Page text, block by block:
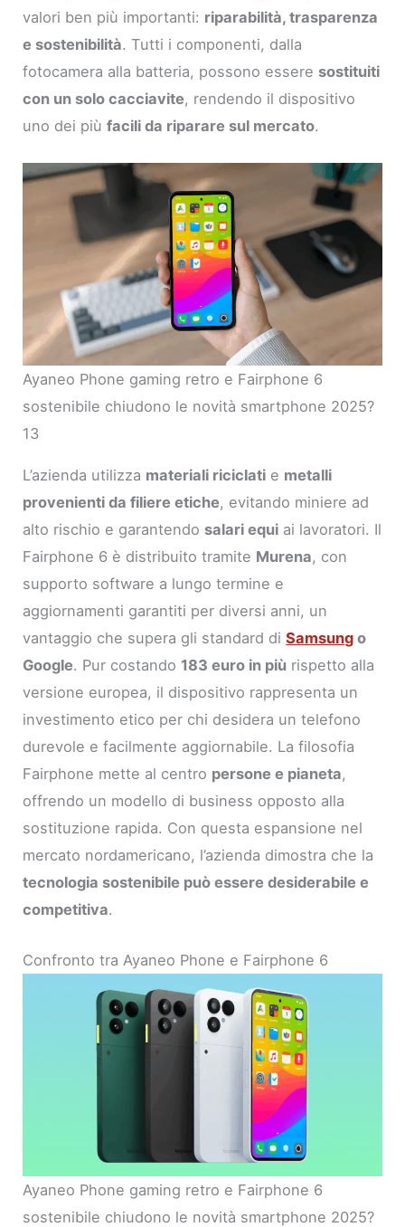
valori ben più importanti: riparabilità, trasparenza
e sostenibilità. Tutti i componenti, dalla
fotocamera alla batteria, possono essere sostituiti
con un solo cacciavite, rendendo il dispositivo
uno dei piùfacili da riparare sul mercato.
Ayaneo Phone gaming retro e Fairphone 6
sostenibile chiudono le novità smartphone 2025?
13
L’azienda utilizza materiali riciclati e metalli
provenienti da filiere etiche, evitando miniere ad
alto rischio e garantendo salari equi ai lavoratori. Il
Fairphone 6 è distribuito tramite Murena, con
supporto software a lungo termine e
aggiornamenti garantiti per diversi anni, un
vantaggio che supera gli standard diSamsung o
Google. Pur costando 183 euro in più rispetto alla
versione europea, il dispositivo rappresenta un
investimento etico per chi desidera un telefono
durevole e facilmente aggiornabile. La filosofia
Fairphone mette al centro persone e pianeta,
offrendo un modello di business opposto alla
sostituzione rapida. Con questa espansione nel
mercato nordamericano, l’azienda dimostra che la
tecnologia sostenibile può essere desiderabile e
competitiva.
Confronto tra Ayaneo Phone e Fairphone 6
Ayaneo Phone gaming retro e Fairphone 6
sostenibile chiudono le novità smartphone 2025?